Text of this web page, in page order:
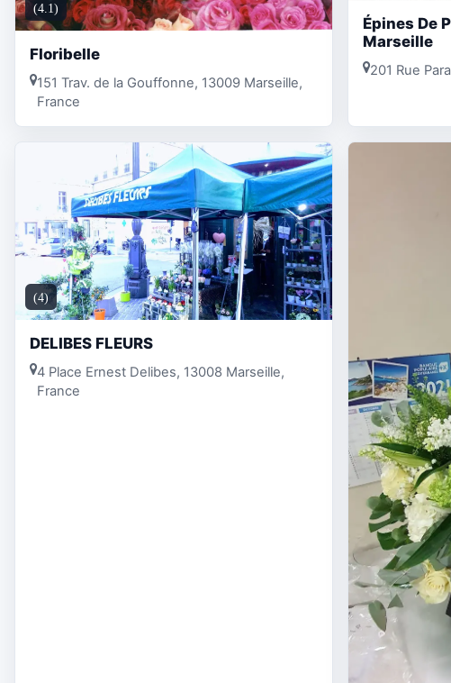
(4.1)
Floribelle
151 Trav. de la Gouffonne, 13009 Marseille,
France
Épines De
Marseille
201 Rue
(4)
DELIBES FLEURS
4 Place Ernest Delibes, 13008 Marseille,
France